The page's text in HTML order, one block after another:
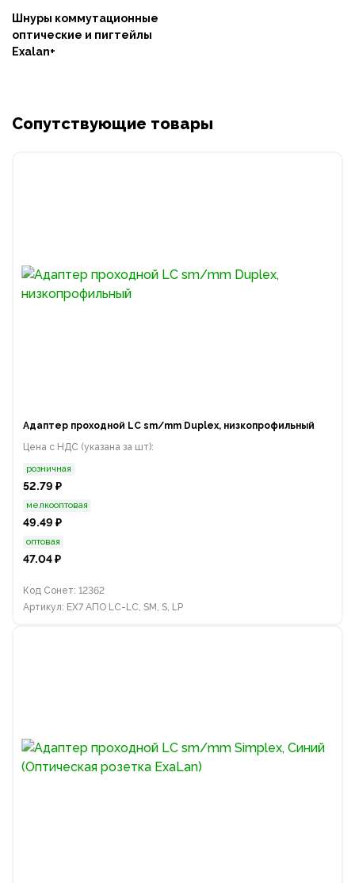
Шнуры коммутационные
оптические и пигтейлы
Exalan+
Сопутствующие товары
Адаптер проходной LC sm/mm Duplex, низкопрофильный
Цена с НДС (указана за шт):
розничная
52.79 ₽
мелкооптовая
49.49 ₽
оптовая
47.04 ₽
Код Сонет: 12362
Артикул: EX7 АПО LC-LC, SM, S, LP